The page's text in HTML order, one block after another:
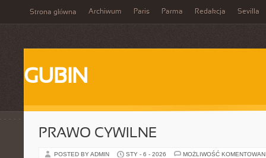
Strona główna Archiwum Paris Parma Redakcja Sevilla
GUBIN
PRAWO CYWILNE
POSTED BY ADMIN STY - 6 - 2026 MOŻLIWOŚĆ